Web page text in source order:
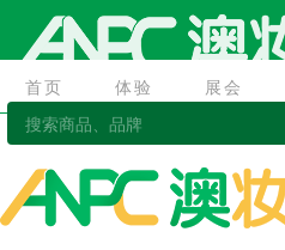
首页 体验 展会
首页 体验 展会